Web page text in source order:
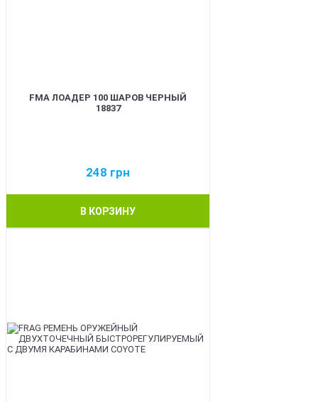
FMA ЛОАДЕР 100 ШАРОВ ЧЕРНЫЙ
18837
248 грн
В КОРЗИНУ